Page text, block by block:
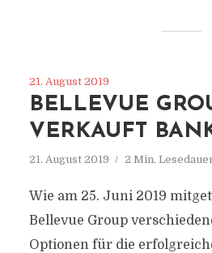
21. August 2019
BELLEVUE
VERKAUFT
21. August 2019 2 Min.
Wie am 25. Juni 2019
Bellevue Group
Optionen für die